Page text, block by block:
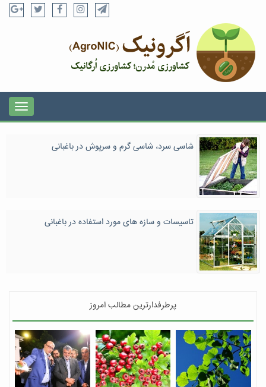
شاسی سرد، شاسی گرم و سرپوش در باغبانی
تاسیسات و سازه های مورد استفاده در باغبانی
پرطرفدارترین مطالب امروز